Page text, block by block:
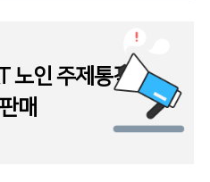
노인 주제통각
매